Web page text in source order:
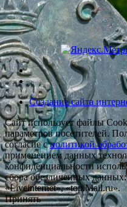
Создание сайта
Сайт использует файлы
параметров посетителей.
согласие сполитикой
применением данных
конфиденциальности
сбора обезличенных
«Liveinternet», «top.Mail.ru».
Принять